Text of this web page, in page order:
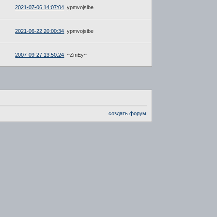
2021-07-06 14:07:04 ypmvojsibe
2021-06-22 20:00:34 ypmvojsibe
2007-09-27 13:50:24 ~ZmEy~
создать форум